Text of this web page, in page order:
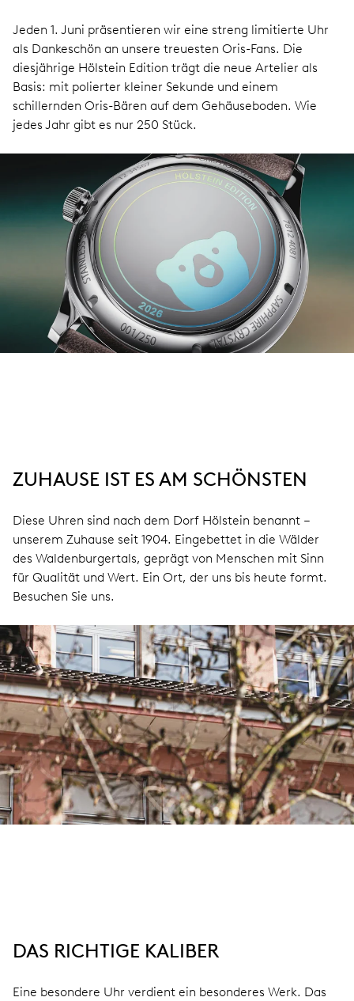
Jeden 1. Juni präsentieren wir eine streng limitierte Uhr
als Dankeschön an unsere treuesten Oris-Fans. Die
diesjährige Hölstein Edition trägt die neue Artelier als
Basis: mit polierter kleiner Sekunde und einem
schillernden Oris-Bären auf dem Gehäuseboden. Wie
jedes Jahr gibt es nur 250 Stück.
ZUHAUSE IST ES AM SCHÖNSTEN
Diese Uhren sind nach dem Dorf Hölstein benannt –
unserem Zuhause seit 1904. Eingebettet in die Wälder
des Waldenburgertals, geprägt von Menschen mit Sinn
für Qualität und Wert. Ein Ort, der uns bis heute formt.
Besuchen Sie uns.
DAS RICHTIGE KALIBER
Eine besondere Uhr verdient ein besonderes Werk. Das